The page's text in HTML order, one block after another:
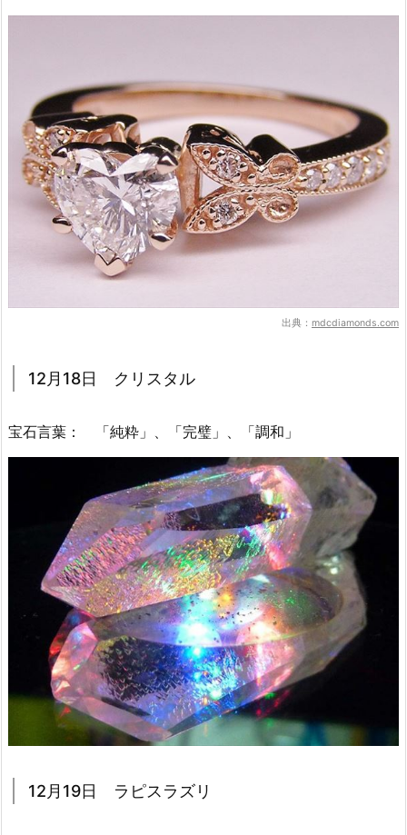
出典： mdcdiamonds.com
12月18日 クリスタル
宝石言葉： 「純粋」、「完璧」、「調和」
12月19日 ラピスラズリ